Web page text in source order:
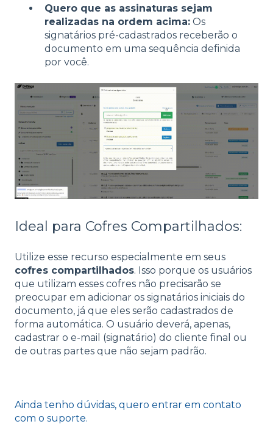
Quero que as assinaturas sejam
realizadas na ordem acima: Os
signatários pré-cadastrados receberão o
documento em uma sequência definida
por você.
Ideal para Cofres Compartilhados:
Utilize esse recurso especialmente em seus
cofres compartilhados. Isso porque os usuários
que utilizam esses cofres não precisarão se
preocupar em adicionar os signatários iniciais do
documento, já que eles serão cadastrados de
forma automática. O usuário deverá, apenas,
cadastrar o e-mail (signatário) do cliente final ou
de outras partes que não sejam padrão.
Ainda tenho dúvidas, quero entrar em contato
com o suporte.